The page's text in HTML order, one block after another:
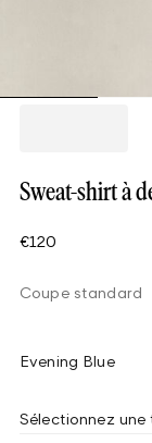
Sweat-shirt à
€120
Coupe standard
Evening Blue
Sélectionnez une